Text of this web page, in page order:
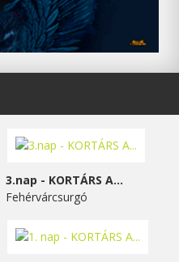
3.nap - KORTÁRS A...
Fehérvárcsurgó